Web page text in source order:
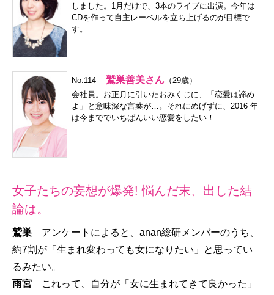
しました。1月だけで、3本のライブに出演。今年は
CDを作って自主レーベルを立ち上げるのが目標で
す。
No.114 鷲巣善美さん （29歳）
会社員。お正月に引いたおみくじに、「恋愛は諦め
よ」と意味深な言葉が…。それにめげずに、2016 年
は今まででいちばんいい恋愛をしたい！
女子たちの妄想が爆発! 悩んだ末、出した結
論は。
鷲巣 アンケートによると、anan総研メンバーのうち、
約7割が「生まれ変わっても女になりたい」と思ってい
るみたい。
雨宮 これって、自分が「女に生まれてきて良かった」